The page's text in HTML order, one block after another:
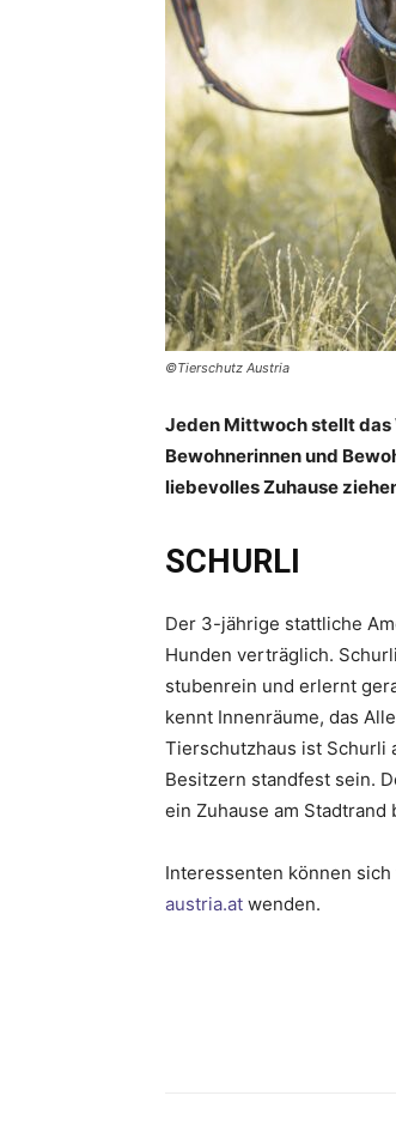
©Tierschutz Austria
Jeden Mittwoch stellt das
Bewohnerinnen und
liebevolles Zuhause
SCHURLI
Der 3-jährige stattliche
Hunden verträglich.
stubenrein und erlernt
kennt Innenräume, das
Tierschutzhaus ist Schurli
Besitzern standfest sein.
ein Zuhause am
Interessenten können
austria.at wenden.